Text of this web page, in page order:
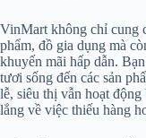
VinMart không chỉ cung
phẩm, đồ gia dụng mà
khuyến mãi hấp dẫn.
tươi sống đến các sản
lễ, siêu thị vẫn hoạt
lắng về việc thiếu hàng